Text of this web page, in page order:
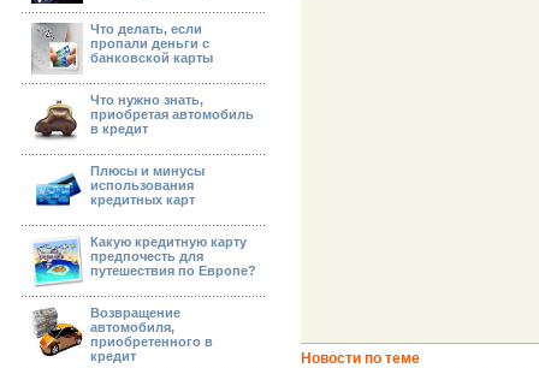
Что делать, если
пропали деньги с
банковской карты
Что нужно знать,
приобретая автомобиль
в кредит
Плюсы и минусы
использования
кредитных карт
Какую кредитную карту
предпочесть для
путешествия по Европе?
Возвращение
автомобиля,
приобретенного в
кредит
Новости по теме